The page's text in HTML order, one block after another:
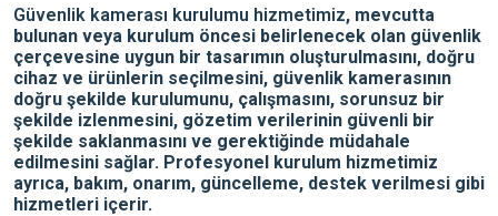
Güvenlik kamerası kurulumu hizmetimiz, mevcutta
bulunan veya kurulum öncesi belirlenecek olan güvenlik
çerçevesine uygun bir tasarımın oluşturulmasını, doğru
cihaz ve ürünlerin seçilmesini, güvenlik kamerasının
doğru şekilde kurulumunu, çalışmasını, sorunsuz bir
şekilde izlenmesini, gözetim verilerinin güvenli bir
şekilde saklanmasını ve gerektiğinde müdahale
edilmesini sağlar. Profesyonel kurulum hizmetimiz
ayrıca, bakım, onarım, güncelleme, destek verilmesi gibi
hizmetleri içerir.